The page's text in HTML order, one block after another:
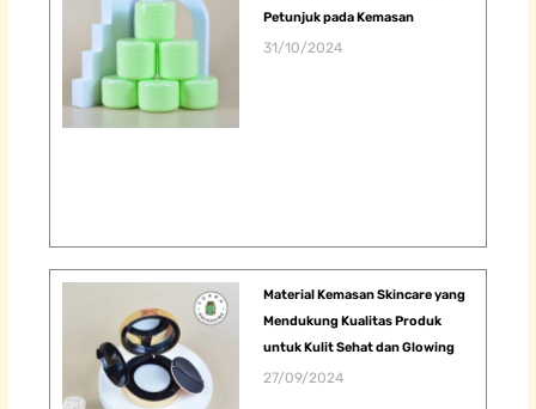
Petunjuk pada Kemasan
31/10/2024
Material Kemasan Skincare yang
Mendukung Kualitas Produk
untuk Kulit Sehat dan Glowing
27/09/2024